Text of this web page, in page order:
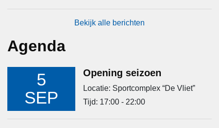
Bekijk alle berichten
Agenda
5
SEP
Opening seizoen
Locatie: Sportcomplex “De Vliet”
Tijd: 17:00 - 22:00